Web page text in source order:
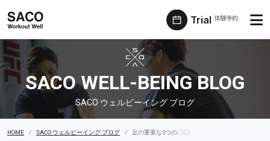
Trial 体験予約
SACO ウェルビーイング ブログ
SACO WELL-BEING BLOG
SACO ウェルビーイング ブログ
HOME SACO ウェルビーイング ブログ 足の重要な3つの〇〇